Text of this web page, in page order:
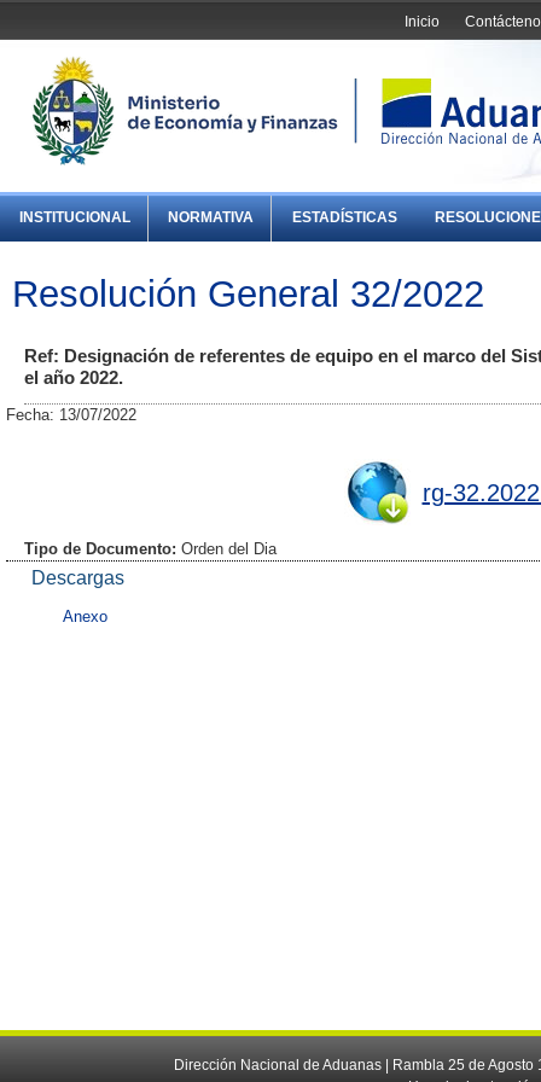
Inicio
INSTITUCIONAL NORMATIVA ESTADÍSTICAS
Resolución General 32/2022
Ref: Designación de referentes de equipo en el marco del
el año 2022.
Fecha: 13/07/2022
rg-
Tipo de Documento: Orden del Dia
Descargas
Anexo
Dirección Nacional de Aduanas | Rambla 25 de